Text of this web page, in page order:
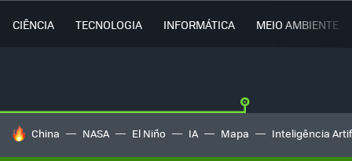
CIÊNCIA TECNOLOGIA INFORMÁTICA MEIO AMBIENTE
TENDÊNCIAS DO DIA
China NASA El Niño IA Mapa Inteligência